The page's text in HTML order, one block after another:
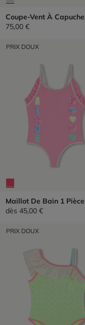
Coupe-Vent À Capuche
75,00 €
PRIX DOUX
Maillot De Bain 1 Pièce
dès 45,00 €
PRIX DOUX